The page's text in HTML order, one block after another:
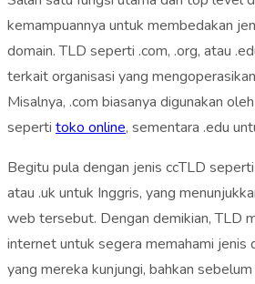
kemampuannya untuk membedakan
domain. TLD seperti .com, .org, atau
terkait organisasi yang
Misalnya, .com biasanya digunakan
seperti toko online, sementara .edu
Begitu pula dengan jenis ccTLD
atau .uk untuk Inggris, yang
web tersebut. Dengan demikian, TLD
internet untuk segera memahami jenis
yang mereka kunjungi, bahkan